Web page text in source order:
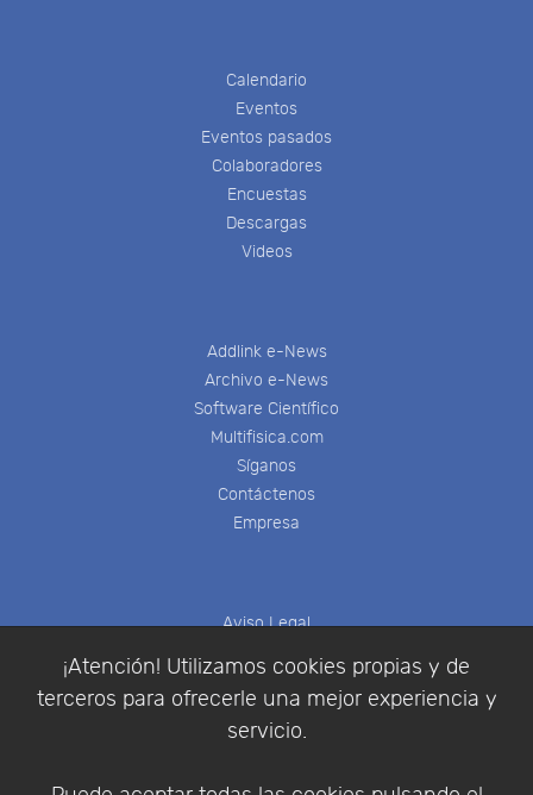
¡Atención! Utilizamos cookies propias y de
terceros para ofrecerle una mejor experiencia y
servicio.
Calendario
Eventos
Eventos pasados
Colaboradores
Encuestas
Descargas
Videos
Addlink e-News
Archivo e-News
Software Científico
Multifisica.com
Síganos
Contáctenos
Empresa
Aviso Legal
Política de Privacidad
Condiciones de compra
Identificarse